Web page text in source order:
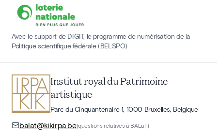
Avec le support de DIGIT, le programme de numérisation de la
Politique scientifique fédérale (BELSPO)
Institut royal du Patrimoine
artistique
Parc du Cinquantenaire 1, 1000 Bruxelles, Belgique
balat@kikirpa.be(questions relatives à BALaT)